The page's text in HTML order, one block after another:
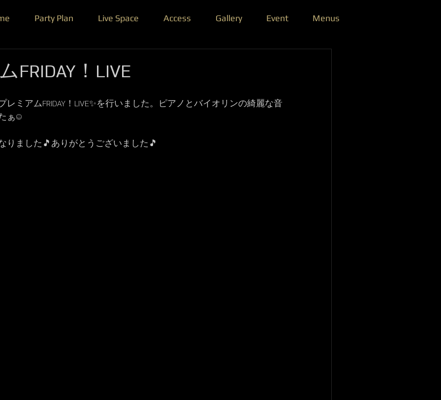
Party Plan Live Space Access Gallery Event Menus
FRIDAY！LIVE
ミアムFRIDAY！LIVE✨を行いました。ピアノとバイオリンの綺麗な音
ぁ☺
りました🎵ありがとうございました🎵